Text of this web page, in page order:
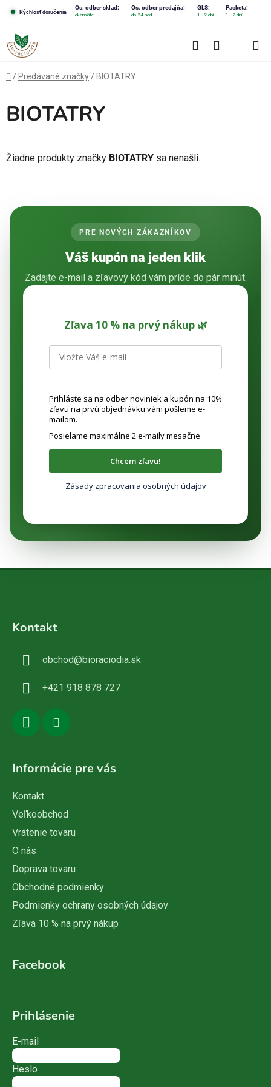
obsah
Rýchlosť doručenia
Os. odber sklad: Os. odber predajňa: GLS: Packeta:
okamžite do 24 hod. 1 - 2 dni 1 - 2 dni
Hľadať
KOŠÍK
Domov
/ Predávané značky / BIOTATRY
BIOTATRY
Žiadne produkty značky BIOTATRY sa nenašli...
PRE NOVÝCH ZÁKAZNÍKOV
Váš kupón na jeden klik
Zadajte e-mail a zľavový kód vám príde do pár minút.
Zľava 10 % na prvý nákup 🌿
Prihláste sa na odber noviniek a kupón na 10%
zľavu na prvú objednávku vám pošleme e-
mailom.
Posielame maximálne 2 e-maily mesačne
Chcem zľavu!
Zásady zpracovania osobných údajov
Kontakt
obchod@bioraciodia.sk
+421 918 878 727
Informácie pre vás
Kontakt
Veľkoobchod
Vrátenie tovaru
O nás
Doprava tovaru
Obchodné podmienky
Podmienky ochrany osobných údajov
Zľava 10 % na prvý nákup
Facebook
Prihlásenie
E-mail
Heslo